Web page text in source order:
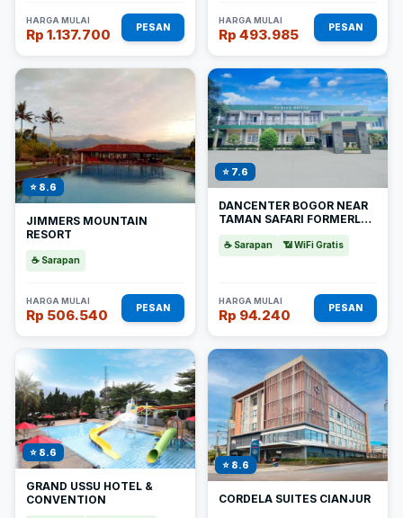
HARGA MULAI
Rp 1.137.700 PESAN
HARGA MULAI
Rp 493.985 PESAN
⭐ 8.6
JIMMERS MOUNTAIN
RESORT
☕ Sarapan
HARGA MULAI
Rp 506.540 PESAN
⭐ 7.6
DANCENTER BOGOR NEAR
TAMAN SAFARI FORMERLY
☕ Sarapan 📶 WiFi Gratis
HARGA MULAI
Rp 94.240 PESAN
⭐ 8.6
GRAND USSU HOTEL &
CONVENTION
⭐ 8.6
CORDELA SUITES CIANJUR